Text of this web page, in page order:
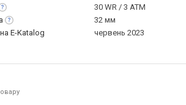
30 WR / 3 ATM
32 мм
E-Katalog
червень 2023